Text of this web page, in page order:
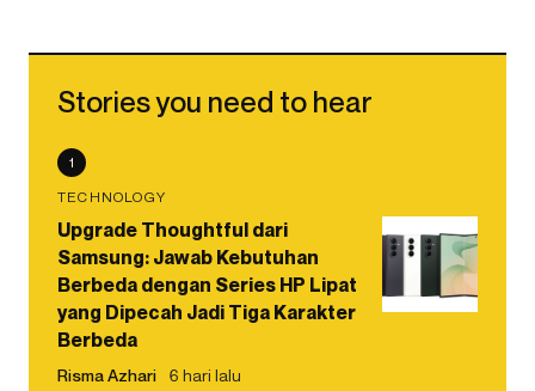
Stories you need to hear
1
TECHNOLOGY
Upgrade Thoughtful dari
Samsung: Jawab Kebutuhan
Berbeda dengan Series HP Lipat
yang Dipecah Jadi Tiga Karakter
Berbeda
Risma Azhari 6 hari lalu